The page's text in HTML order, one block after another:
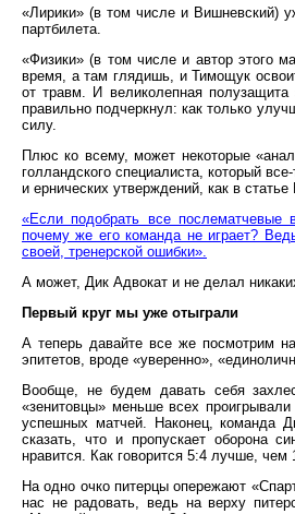
«Лирики» (в том числе и Вишневский)
партбилета.
«Физики» (в том числе и автор этого
время, а там глядишь, и Тимощук
от травм. И великолепная
правильно подчеркнул: как только
силу.
Плюс ко всему, может некоторые
голландского специалиста, который
и ернических утверждений, как в статье
«Если подобрать все послематчевые
почему же его команда не играет?
своей, тренерской ошибки».
А может, Дик Адвокат и не делал
Первый круг мы уже отыграли
А теперь давайте все же посмотрим
эпитетов, вроде «уверенно»,
Вообще, не будем давать себя
«зенитовцы» меньше всех
успешных матчей. Наконец, команда
сказать, что и пропускает оборона
нравится. Как говорится 5:4 лучше, чем
На одно очко питерцы опережают
нас не радовать, ведь на верху